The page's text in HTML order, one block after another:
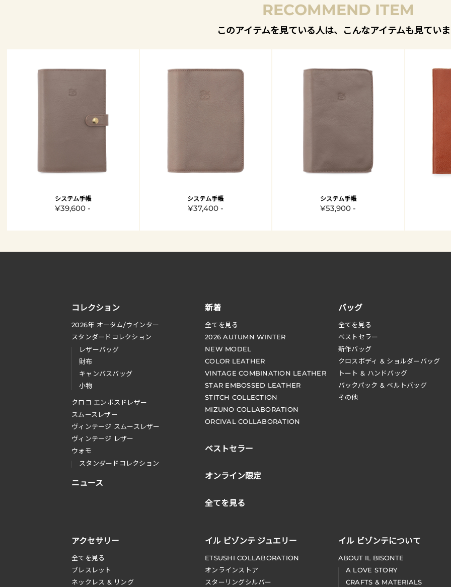
RECOMMEND ITEM
このアイテムを見ている人は、こんなアイテムも見てい
システム手帳
¥39,600 -
システム手帳
¥37,400 -
システム手帳
¥53,900 -
コレクション
2026年 オータム/ウインター
スタンダードコレクション
レザーバッグ
財布
キャンバスバッグ
小物
クロコ エンボスドレザー
スムースレザー
ヴィンテージ スムースレザー
ヴィンテージ レザー
ウォモ
スタンダードコレクション
ニュース
新着
全てを見る
2026 AUTUMN WINTER
NEW MODEL
COLOR LEATHER
VINTAGE COMBINATION LEATHER
STAR EMBOSSED LEATHER
STITCH COLLECTION
MIZUNO COLLABORATION
ORCIVAL COLLABORATION
ベストセラー
オンライン限定
全てを見る
バッグ
全てを見る
ベストセラー
新作バッグ
クロスボディ & ショルダーバッグ
トート & ハンドバッグ
バックパック & ベルトバッグ
その他
アクセサリー
全てを見る
ブレスレット
ネックレス & リング
イル ビゾンテ ジュエリー
ETSUSHI COLLABORATION
オンラインストア
スターリングシルバー
イル ビゾンテについて
ABOUT IL BISONTE
A LOVE STORY
CRAFTS & MATERIALS